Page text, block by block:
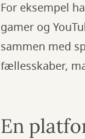
For eksempel
gamer og
sammen med
fællesskaber,
En